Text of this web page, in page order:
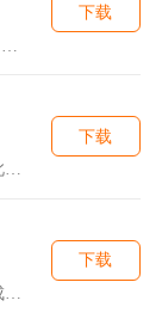
下载
全新三国战略版，玩家将崛起于此。游戏中，玩家可以自由的招募更...
下载
下载